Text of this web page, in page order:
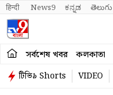
हिन्दी News9 ಕನ್ನಡ తెలుగు
সর্বশেষ খবর কলকাতা
টিভি৯ Shorts VIDEO